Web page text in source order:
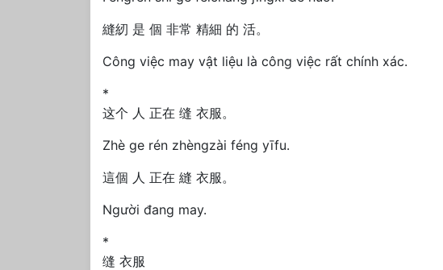
縫紉 是 個 非常 精細 的 活。
Công việc may vật liệu là công việc rất chính xác.
*
这个 人 正在 缝 衣服。
Zhè ge rén zhèngzài féng yīfu.
這個 人 正在 縫 衣服。
Người đang may.
*
缝 衣服